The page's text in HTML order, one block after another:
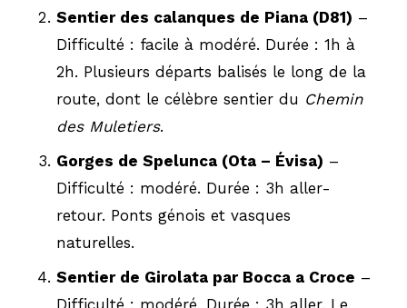
Sentier des calanques de Piana (D81) –
Difficulté : facile à modéré. Durée : 1h à
2h. Plusieurs départs balisés le long de la
route, dont le célèbre sentier du Chemin
des Muletiers.
Gorges de Spelunca (Ota – Évisa) –
Difficulté : modéré. Durée : 3h aller-
retour. Ponts génois et vasques
naturelles.
Sentier de Girolata par Bocca a Croce –
Difficulté : modéré. Durée : 3h aller. Le